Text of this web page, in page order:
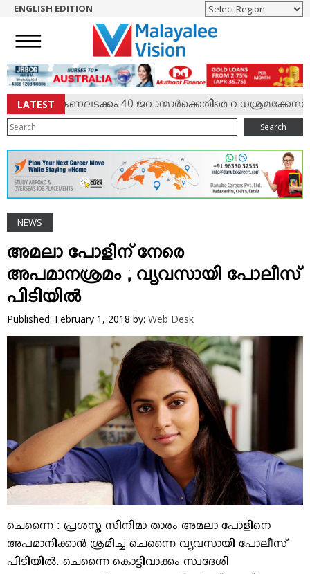
NEWS
ENGLISH
NRI
ENTERTAINMENT
MV SPECIAL
SPORTS
LIFESTYLE
TECH & AUTO
SOCIAL SPHERE
EDITORIAL
ARTS & LITERATURE
MAGAZINE
VIDEOS
YOUR SAY
TOURS & TRAVEL
GREETINGS
CLASSIFIEDS
OBITUARY
ENGLISH EDITION
LATEST 40 ജവാന്മാര്‍ക്കെതിരെ വധശ്രമക്കേസ്
Search
NEWS
അമലാ പോളിന് നേരെ
അപമാനശ്രമം ; വ്യവസായി പോലീസ്
പിടിയില്‍
Published: February 1, 2018 by: Web Desk
ചെന്നൈ : പ്രശസ്ത സിനിമാ താരം അമലാ പോളിനെ
അപമാനിക്കാന്‍ ശ്രമിച്ച ചെന്നൈ വ്യവസായി പോലീസ്
പിടിയില്‍. ചെന്നൈ കൊട്ടിവാക്കം സ്വദേശി